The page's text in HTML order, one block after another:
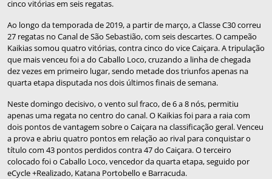
cinco vitórias em seis regatas.
Ao longo da temporada de 2019, a partir de março, a Classe C30 correu
27 regatas no Canal de São Sebastião, com seis descartes. O campeão
Kaikias somou quatro vitórias, contra cinco do vice Caiçara. A tripulação
que mais venceu foi a do Caballo Loco, cruzando a linha de chegada
dez vezes em primeiro lugar, sendo metade dos triunfos apenas na
quarta etapa disputada nos dois últimos finais de semana.
Neste domingo decisivo, o vento sul fraco, de 6 a 8 nós, permitiu
apenas uma regata no centro do canal. O Kaikias foi para a raia com
dois pontos de vantagem sobre o Caiçara na classificação geral. Venceu
a prova e abriu quatro pontos em relação ao rival para conquistar o
título com 43 pontos perdidos contra 47 do Caiçara. O terceiro
colocado foi o Caballo Loco, vencedor da quarta etapa, seguido por
eCycle +Realizado, Katana Portobello e Barracuda.